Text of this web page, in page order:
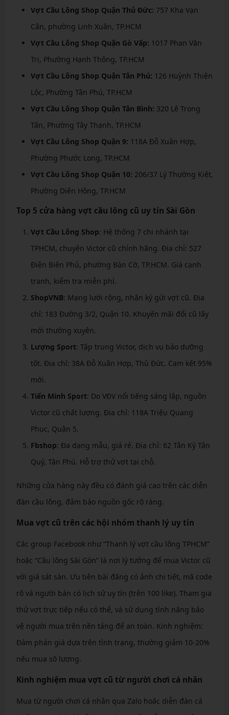
Vợt Cầu Lông Shop Quận Thủ Đức: 757 Kha Vạn
Cân, phường Linh Xuân, TP.HCM
Vợt Cầu Lông Shop Quận Gò Vấp: 1017 Phan Văn
Trị, Phường Hạnh Thông, TP.HCM
Vợt Cầu Lông Shop Quận Tân Phú: 126 Huỳnh Thiện
Lộc, Phường Tân Phú, TP.HCM
Vợt Cầu Lông Shop Quận Tân Bình: 320 Lê Trọng
Tấn, Phường Tây Thạnh, TP.HCM
Vợt Cầu Lông Shop Quận 9: 118A Đỗ Xuân Hợp,
Phường Phước Long, TP.HCM
Vợt Cầu Lông Shop Quận 10: 206/37 Lý Thường Kiệt,
Phường Diên Hồng, TP.HCM
Top 5 cửa hàng vợt cầu lông cũ uy tín Sài Gòn
Vợt Cầu Lông Shop: Hệ thống 7 chi nhánh tại
TPHCM, chuyên Victor cũ chính hãng. Địa chỉ: 527
Điện Biên Phủ, phường Bàn Cờ, TP.HCM. Giá cạnh
tranh, kiểm tra miễn phí.
ShopVNB: Mạng lưới rộng, nhận ký gửi vợt cũ. Địa
chỉ: 183 Đường 3/2, Quận 10. Khuyến mãi đổi cũ lấy
mới thường xuyên.
Lượng Sport: Tập trung Victor, dịch vụ bảo dưỡng
tốt. Địa chỉ: 38A Đỗ Xuân Hợp, Thủ Đức. Cam kết 95%
mới.
Tiến Minh Sport: Do VĐV nổi tiếng sáng lập, nguồn
Victor cũ chất lượng. Địa chỉ: 118A Triệu Quang
Phục, Quận 5.
Fbshop: Đa dạng mẫu, giá rẻ. Địa chỉ: 62 Tân Kỳ Tân
Quý, Tân Phú. Hỗ trợ thử vợt tại chỗ.
Những cửa hàng này đều có đánh giá cao trên các diễn
đàn cầu lông, đảm bảo nguồn gốc rõ ràng.
Mua vợt cũ trên các hội nhóm thanh lý uy tín
Các group Facebook như “Thanh lý vợt cầu lông TPHCM”
hoặc “Cầu lông Sài Gòn” là nơi lý tưởng để mua Victor cũ
với giá sát sàn. Ưu tiên bài đăng có ảnh chi tiết, mã code
rõ và người bán có lịch sử uy tín (trên 100 like). Tham gia
thử vợt trực tiếp nếu có thể, và sử dụng tính năng bảo
vệ người mua trên nền tảng để an toàn. Kinh nghiệm:
Đàm phán giá dựa trên tình trạng, thường giảm 10-20%
nếu mua số lượng.
Kinh nghiệm mua vợt cũ từ người chơi cá nhân
Mua từ người chơi cá nhân qua Zalo hoặc diễn đàn cá